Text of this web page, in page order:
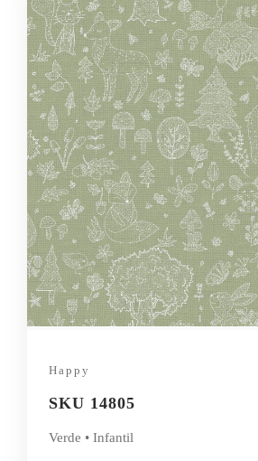
Happy
SKU 14805
Verde • Infantil